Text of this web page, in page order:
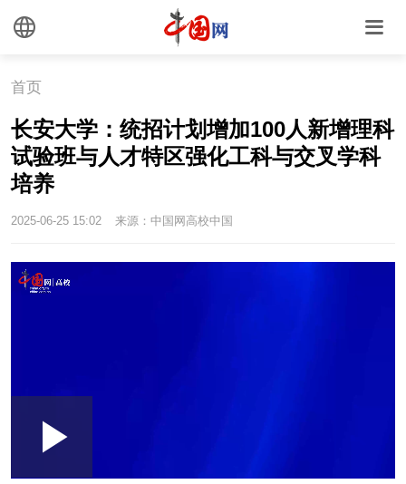
首页
长安大学：统招计划增加100人新增理科
试验班与人才特区强化工科与交叉学科
培养
2025-06-25 15:02 来源：中国网高校中国
Play
Picture